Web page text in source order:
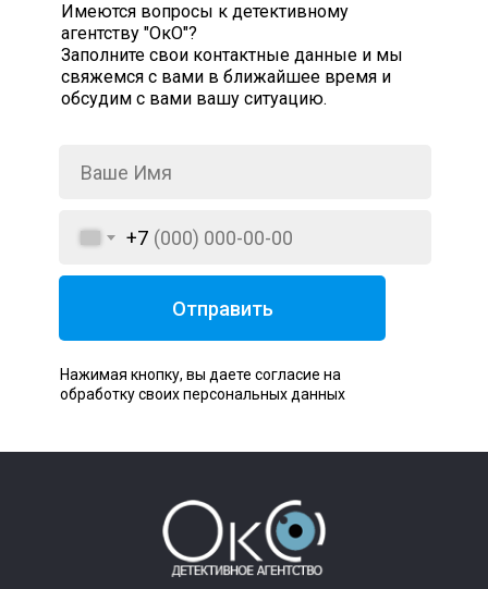
Имеются вопросы к детективному
агентству "ОкО"?
Заполните свои контактные данные и мы
свяжемся с вами в ближайшее время и
обсудим с вами вашу ситуацию.
+7
Отправить
Нажимая кнопку, вы даете согласие на
обработку своих персональных данных